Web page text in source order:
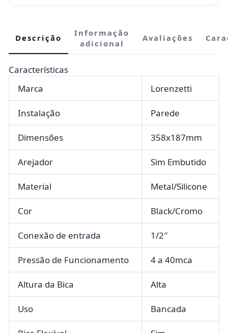
Descrição
Informação
adicional
Avaliações
Características
Marca
Lorenzetti
Instalação Parede
Dimensões 358x187mm
Arejador Sim Embutido
Material Metal/Silicone
Cor Black/Cromo
Conexão de entrada 1/2″
Pressão de Funcionamento 4 a 40mca
Altura da Bica Alta
Uso Bancada